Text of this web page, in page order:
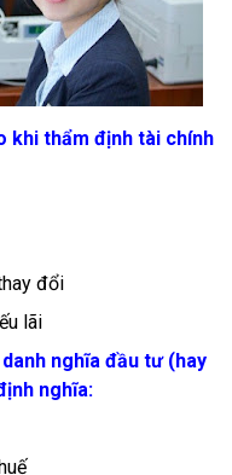
khi thẩm định tài chính
đổi
lãi
nghĩa đầu tư (hay
nghĩa: